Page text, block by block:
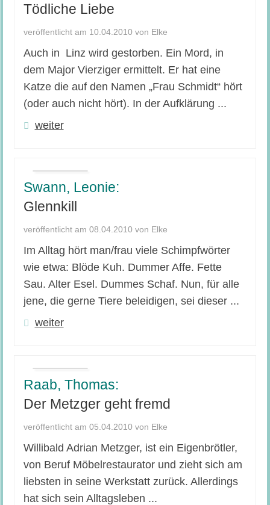
Tödliche Liebe
veröffentlicht am 10.04.2010 von Elke
Auch in Linz wird gestorben. Ein Mord, in
dem Major Vierziger ermittelt. Er hat eine
Katze die auf den Namen „Frau Schmidt“ hört
(oder auch nicht hört). In der Aufklärung ...
weiter
Swann, Leonie:
Glennkill
veröffentlicht am 08.04.2010 von Elke
Im Alltag hört man/frau viele Schimpfwörter
wie etwa: Blöde Kuh. Dummer Affe. Fette
Sau. Alter Esel. Dummes Schaf. Nun, für alle
jene, die gerne Tiere beleidigen, sei dieser ...
weiter
Raab, Thomas:
Der Metzger geht fremd
veröffentlicht am 05.04.2010 von Elke
Willibald Adrian Metzger, ist ein Eigenbrötler,
von Beruf Möbelrestaurator und zieht sich am
liebsten in seine Werkstatt zurück. Allerdings
hat sich sein Alltagsleben ...